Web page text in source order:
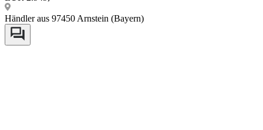
Händler aus 97450 Arnstein (Bayern)